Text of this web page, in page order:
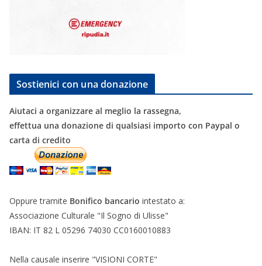
Sostienici con una donazione
Aiutaci a organizzare al meglio la rassegna,
effettua una donazione di qualsiasi importo con Paypal o
carta di credito
Oppure tramite Bonifico bancario intestato a:
Associazione Culturale "Il Sogno di Ulisse"
IBAN: IT 82 L 05296 74030 CC0160010883
Nella causale inserire "VISIONI CORTE"